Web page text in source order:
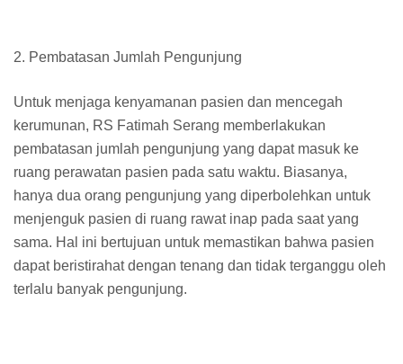
2. Pembatasan Jumlah Pengunjung
Untuk menjaga kenyamanan pasien dan mencegah
kerumunan, RS Fatimah Serang memberlakukan
pembatasan jumlah pengunjung yang dapat masuk ke
ruang perawatan pasien pada satu waktu. Biasanya,
hanya dua orang pengunjung yang diperbolehkan untuk
menjenguk pasien di ruang rawat inap pada saat yang
sama. Hal ini bertujuan untuk memastikan bahwa pasien
dapat beristirahat dengan tenang dan tidak terganggu oleh
terlalu banyak pengunjung.